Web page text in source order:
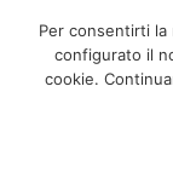
Per consentirti la
configurato il
cookie.